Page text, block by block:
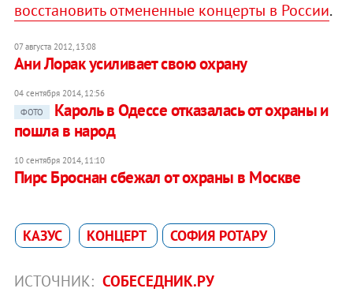
восстановить отмененные концерты в России.
07 августа 2012, 13:08
Ани Лорак усиливает свою охрану
04 сентября 2014, 12:56
ФОТО
Кароль в Одессе отказалась от охраны и
пошла в народ
10 сентября 2014, 11:10
Пирс Броснан сбежал от охраны в Москве
КАЗУС КОНЦЕРТ СОФИЯ РОТАРУ
ИСТОЧНИК: СОБЕСЕДНИК.РУ